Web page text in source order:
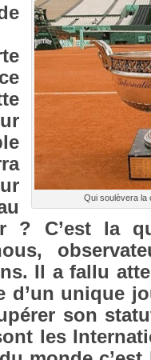
Qui soulèvera la
? C’est la
Il a fallu
d’un uni­que
son
les